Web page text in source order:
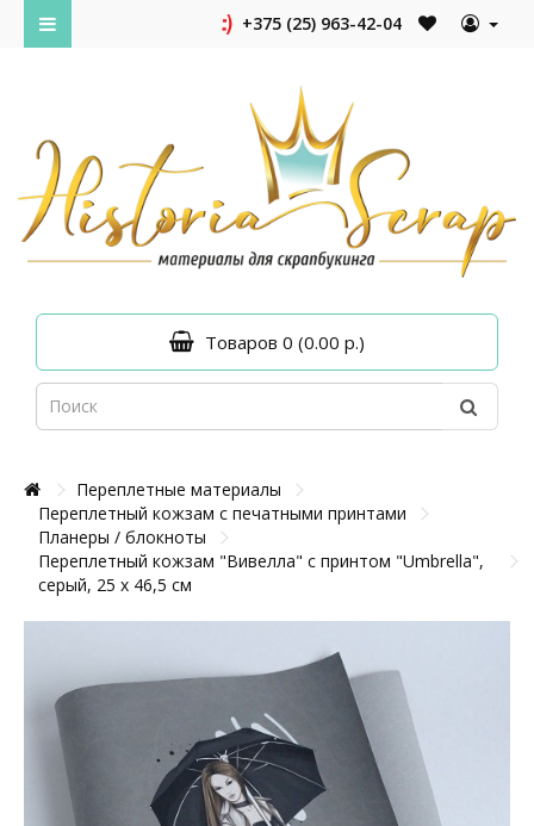
+375 (25) 963-42-04
Товаров 0 (0.00 р.)
Переплетные материалы
Переплетный кожзам с печатными принтами
Планеры / блокноты
Переплетный кожзам "Вивелла" с принтом "Umbrella",
серый, 25 х 46,5 см